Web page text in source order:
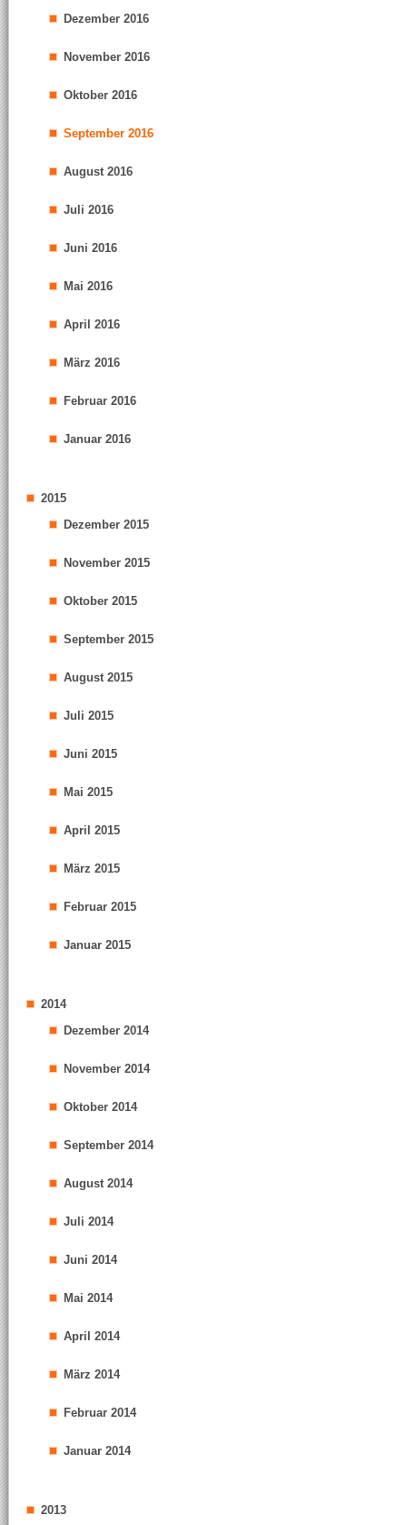
Dezember 2016
November 2016
Oktober 2016
September 2016
August 2016
Juli 2016
Juni 2016
Mai 2016
April 2016
März 2016
Februar 2016
Januar 2016
2015
Dezember 2015
November 2015
Oktober 2015
September 2015
August 2015
Juli 2015
Juni 2015
Mai 2015
April 2015
März 2015
Februar 2015
Januar 2015
2014
Dezember 2014
November 2014
Oktober 2014
September 2014
August 2014
Juli 2014
Juni 2014
Mai 2014
April 2014
März 2014
Februar 2014
Januar 2014
2013